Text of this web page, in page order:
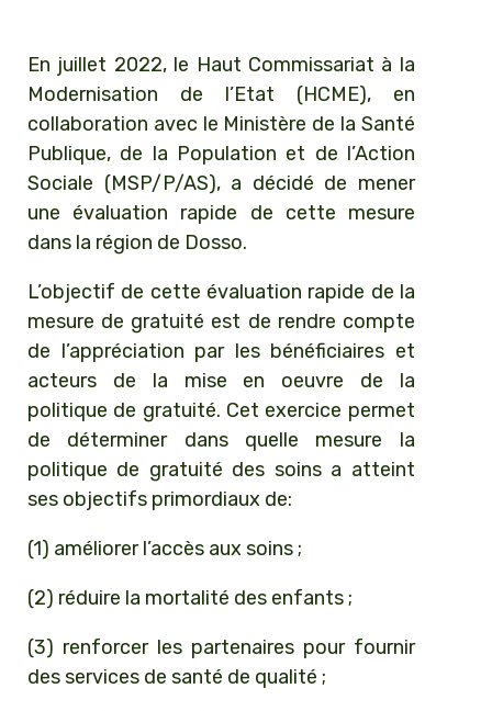
En juillet 2022, le Haut Commissariat à la
Modernisation de l’Etat (HCME), en
collaboration avec le Ministère de la Santé
Publique, de la Population et de l’Action
Sociale (MSP/P/AS), a décidé de mener
une évaluation rapide de cette mesure
dans la région de Dosso.
L’objectif de cette évaluation rapide de la
mesure de gratuité est de rendre compte
de l’appréciation par les bénéficiaires et
acteurs de la mise en oeuvre de la
politique de gratuité. Cet exercice permet
de déterminer dans quelle mesure la
politique de gratuité des soins a atteint
ses objectifs primordiaux de:
(1) améliorer l’accès aux soins ;
(2) réduire la mortalité des enfants ;
(3) renforcer les partenaires pour fournir
des services de santé de qualité ;